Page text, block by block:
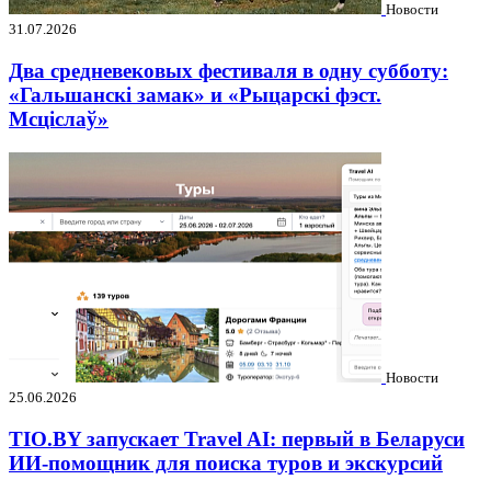
Новости
31.07.2026
Два средневековых фестиваля в одну субботу:
«Гальшанскі замак» и «Рыцарскі фэст.
Мсціслаў»
Новости
25.06.2026
TIO.BY запускает Travel AI: первый в Беларуси
ИИ-помощник для поиска туров и экскурсий